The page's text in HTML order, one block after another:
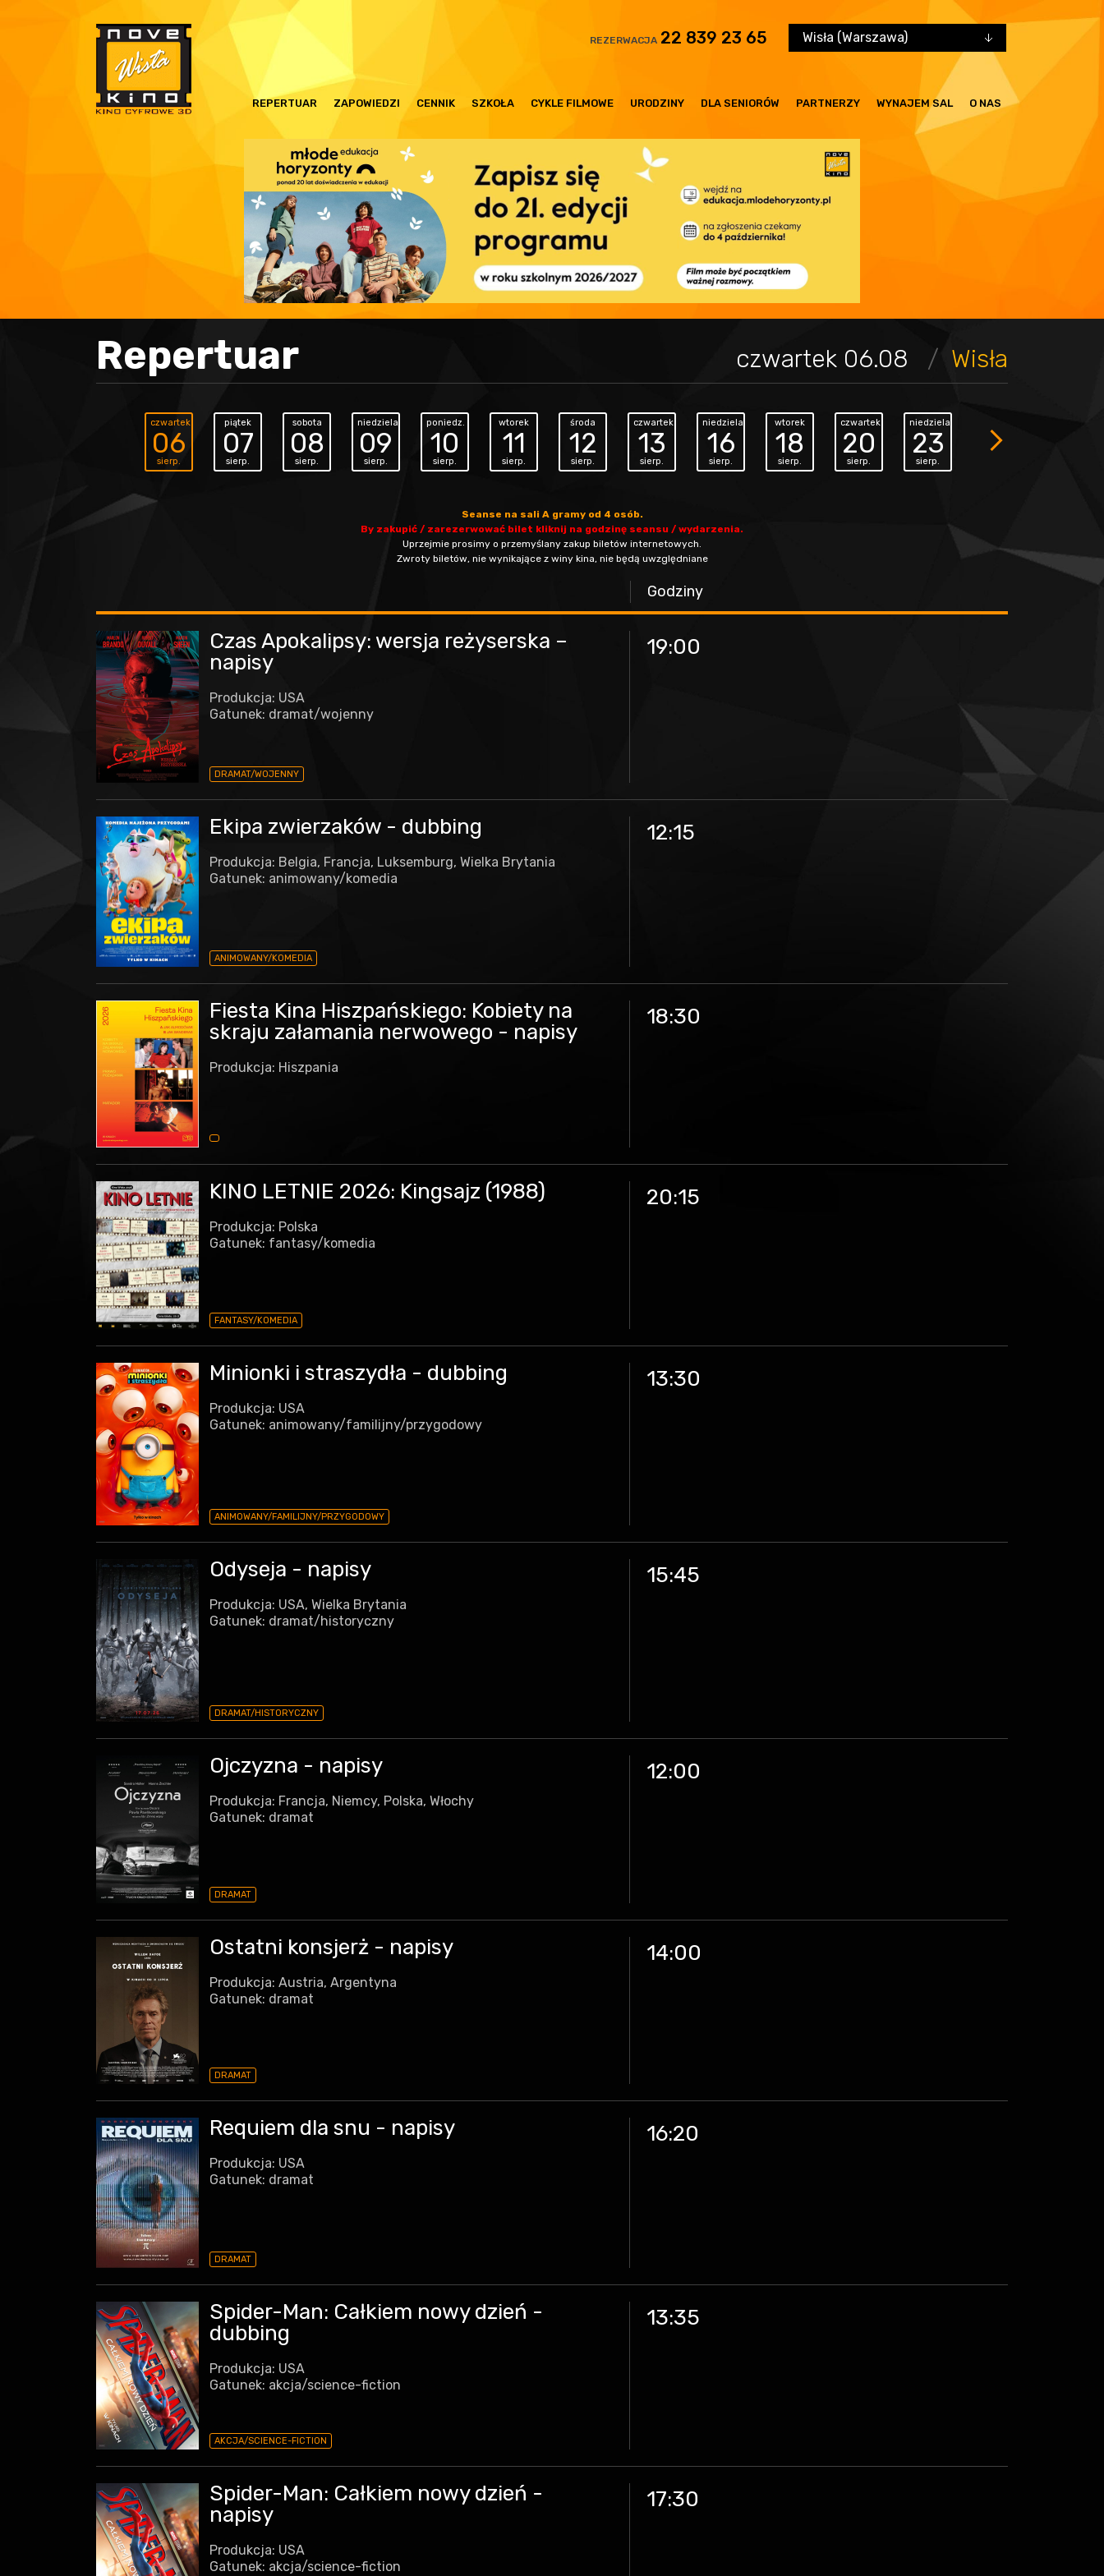
REZERWACJA 22 839 23 65 Wisła (Warszawa)
REPERTUAR ZAPOWIEDZI CENNIK SZKOŁA CYKLE FILMOWE URODZINY DLA SENIORÓW PARTNERZY WYNAJEM SAL O NAS
Repertuar czwartek 06.08 Wisła
czwartek
06
sierp.
piątek
07
sierp.
sobota
08
sierp.
niedziela
09
sierp.
poniedz.
10
sierp.
wtorek
11
sierp.
środa
12
sierp.
czwartek
13
sierp.
niedziela
16
sierp.
wtorek
18
sierp.
czwartek
20
sierp.
niedziela
23
sierp.
25
Seanse na sali A gramy od 4 osób.
By zakupić / zarezerwować bilet kliknij na godzinę seansu / wydarzenia.
Uprzejmie prosimy o przemyślany zakup biletów internetowych.
Zwroty biletów, nie wynikające z winy kina, nie będą uwzględniane
Godziny
Czas Apokalipsy: wersja reżyserska –
napisy
Produkcja: USA
Gatunek: dramat/wojenny
DRAMAT/WOJENNY
19:00
Ekipa zwierzaków - dubbing
Produkcja: Belgia, Francja, Luksemburg, Wielka Brytania
Gatunek: animowany/komedia
ANIMOWANY/KOMEDIA
12:15
Fiesta Kina Hiszpańskiego: Kobiety na
skraju załamania nerwowego - napisy
Produkcja: Hiszpania
18:30
KINO LETNIE 2026: Kingsajz (1988)
Produkcja: Polska
Gatunek: fantasy/komedia
FANTASY/KOMEDIA
20:15
Minionki i straszydła - dubbing
Produkcja: USA
Gatunek: animowany/familijny/przygodowy
ANIMOWANY/FAMILIJNY/PRZYGODOWY
13:30
Odyseja - napisy
Produkcja: USA, Wielka Brytania
Gatunek: dramat/historyczny
DRAMAT/HISTORYCZNY
15:45
Ojczyzna - napisy
Produkcja: Francja, Niemcy, Polska, Włochy
Gatunek: dramat
DRAMAT
12:00
Ostatni konsjerż - napisy
Produkcja: Austria, Argentyna
Gatunek: dramat
DRAMAT
14:00
Requiem dla snu - napisy
Produkcja: USA
Gatunek: dramat
DRAMAT
16:20
Spider-Man: Całkiem nowy dzień -
dubbing
Produkcja: USA
Gatunek: akcja/science-fiction
AKCJA/SCIENCE-FICTION
13:35
Spider-Man: Całkiem nowy dzień -
napisy
Produkcja: USA
Gatunek: akcja/science-fiction
17:30